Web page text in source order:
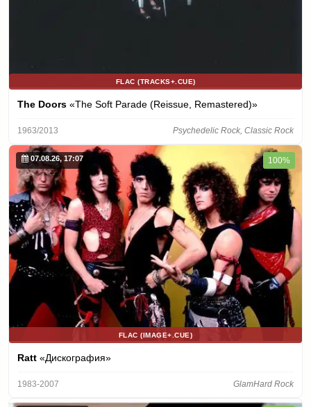
FLAC (TRACKS+.CUE)
The Doors «The Soft Parade (Reissue, Remastered)»
1963/2013 Psychedelic Rock, Classic Rock
07.08.26, 17:07 100%
FLAC (IMAGE+.CUE)
Ratt «Дискография»
1983-2007 GlamHard Rock